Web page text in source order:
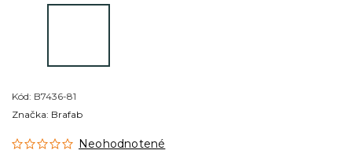
Kód: B7436-81
Neohodnotené
Značka: Brafab